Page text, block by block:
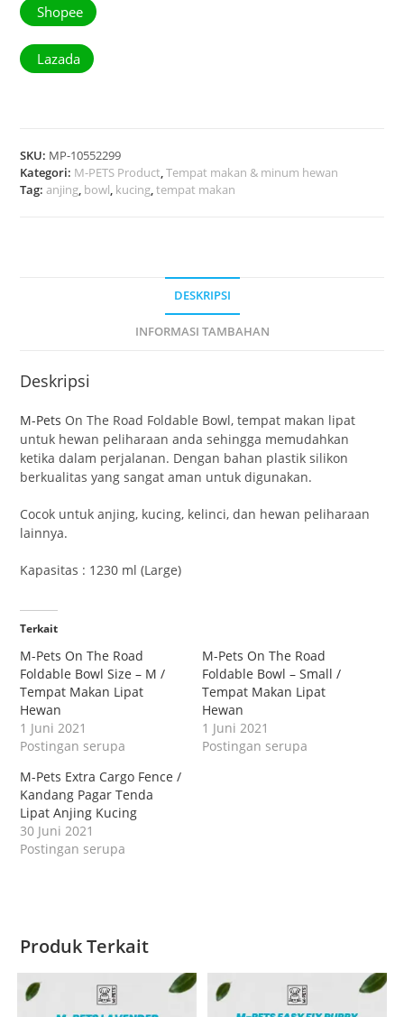
Shopee
Lazada
SKU: MP-10552299
Kategori: M-PETS Product,Tempat makan & minum hewan
Tag:anjing, bowl, kucing,tempat makan
DESKRIPSI
INFORMASI TAMBAHAN
Deskripsi
M-Pets On The Road Foldable Bowl, tempat makan lipat
untuk hewan peliharaan anda sehingga memudahkan
ketika dalam perjalanan. Dengan bahan plastik silikon
berkualitas yang sangat aman untuk digunakan.
Cocok untuk anjing, kucing, kelinci, dan hewan peliharaan
lainnya.
Kapasitas : 1230 ml (Large)
Terkait
M-Pets On The Road
Foldable Bowl Size – M /
Tempat Makan Lipat
Hewan
1 Juni 2021
Postingan serupa
M-Pets On The Road
Foldable Bowl – Small /
Tempat Makan Lipat
Hewan
1 Juni 2021
Postingan serupa
M-Pets Extra Cargo Fence /
Kandang Pagar Tenda
Lipat Anjing Kucing
30 Juni 2021
Postingan serupa
Produk Terkait